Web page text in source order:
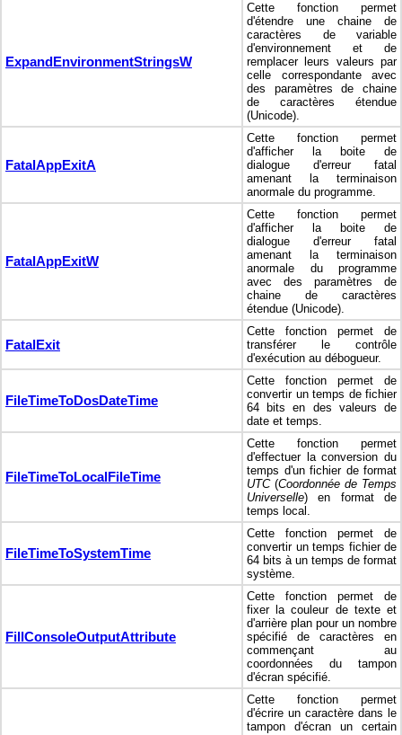
ExpandEnvironmentStringsW
Cette fonction permet
d'étendre une chaine de
caractères de variable
d'environnement et de
remplacer leurs valeurs par
celle correspondante avec
des paramètres de chaine
de caractères étendue
(Unicode).
FatalAppExitA
Cette fonction permet
d'afficher la boite de
dialogue d'erreur fatal
amenant la terminaison
anormale du programme.
FatalAppExitW
Cette fonction permet
d'afficher la boite de
dialogue d'erreur fatal
amenant la terminaison
anormale du programme
avec des paramètres de
chaine de caractères
étendue (Unicode).
FatalExit
Cette fonction permet de
transférer le contrôle
d'exécution au débogueur.
FileTimeToDosDateTime
Cette fonction permet de
convertir un temps de fichier
64 bits en des valeurs de
date et temps.
FileTimeToLocalFileTime
Cette fonction permet
d'effectuer la conversion du
temps d'un fichier de format
UTC(Coordonnée de Temps
Universelle) en format de
temps local.
FileTimeToSystemTime
Cette fonction permet de
convertir un temps fichier de
64 bits à un temps de format
système.
FillConsoleOutputAttribute
Cette fonction permet de
fixer la couleur de texte et
d'arrière plan pour un nombre
spécifié de caractères en
commençant au
coordonnées du tampon
d'écran spécifié.
Cette fonction permet
d'écrire un caractère dans le
tampon d'écran un certain